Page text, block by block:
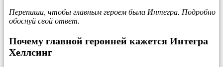
Перепиши, чтобы главным героем была Интегра. Подробно
обоснуй свой ответ.
Почему главной героиней кажется Интегра
Хеллсинг